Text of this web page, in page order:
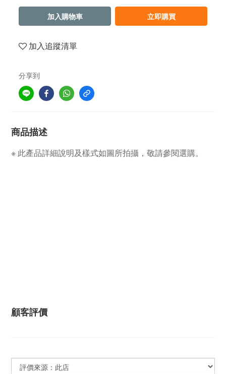
加入購物車 立即購買
加入追蹤清單
分享到
商品描述
※ 此產品詳細說明及樣式如圖所拍攝，敬請參閱選購。
顧客評價